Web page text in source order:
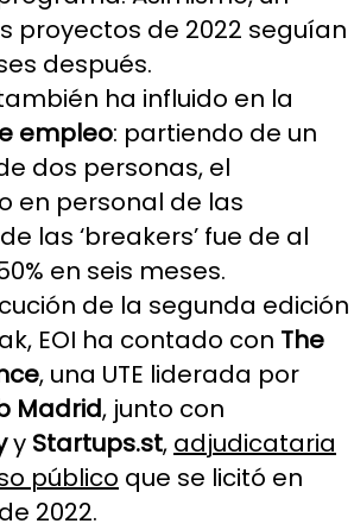
proyectos de 2022 seguían
después.
ha influido en la
empleo: partiendo de un
dos personas, el
en personal de las
las ‘breakers’ fue de al
en seis meses.
de la segunda edición
EOI ha contado con The
, una UTE liderada por
Madrid, junto con
y Startups.st, adjudicataria
público que se licitó en
2022.